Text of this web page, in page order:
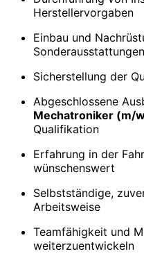
Herstellervorgaben
Einbau und
Sonderausstattungen
Sicherstellung der
Abgeschlossene
Mechatroniker (m/
Qualifikation
Erfahrung in der
wünschenswert
Selbstständige,
Arbeitsweise
Teamfähigkeit und
weiterzuentwickeln